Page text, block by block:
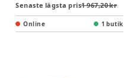
Senaste lägsta pris1 967,20 kr
Online 1 butik